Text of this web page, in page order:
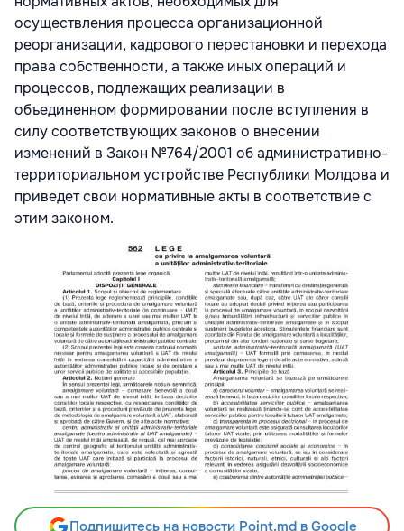
осуществления процесса организационной
реорганизации, кадрового перестановки и перехода
права собственности, а также иных операций и
процессов, подлежащих реализации в
объединенном формировании после вступления в
силу соответствующих законов о внесении
изменений в Закон №764/2001 об административно-
территориальном устройстве Республики Молдова и
приведет свои нормативные акты в соответствие с
этим законом.
Подпишитесь на новости Point.md в Google